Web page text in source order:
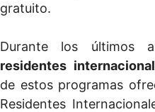
gratuito.
Durante los últimos
residentes
de estos programas
Residentes